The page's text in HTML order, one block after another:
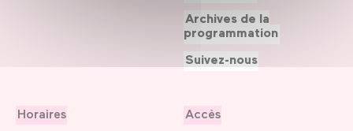
Horaires
Accès
Archives de la
programmation
Suivez-nous